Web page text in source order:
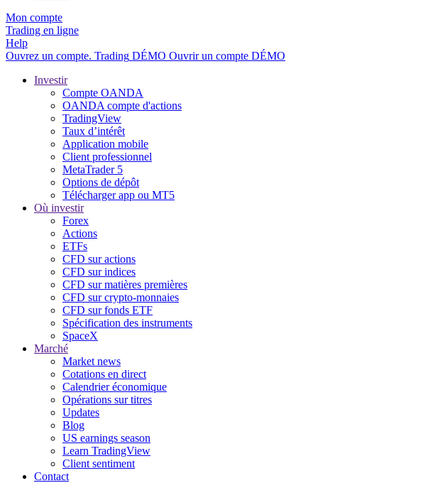
Mon compte
Trading en ligne
Help
Ouvrez un compte. Trading DÉMO Ouvrir un compte DÉMO
Investir
Compte OANDA
OANDA compte d'actions
TradingView
Taux d’intérêt
Application mobile
Client professionnel
MetaTrader 5
Options de dépôt
Télécharger app ou MT5
Où investir
Forex
Actions
ETFs
CFD sur actions
CFD sur indices
CFD sur matières premières
CFD sur crypto-monnaies
CFD sur fonds ETF
Spécification des instruments
SpaceX
Marché
Market news
Cotations en direct
Calendrier économique
Opérations sur titres
Updates
Blog
US earnings season
Learn TradingView
Client sentiment
Contact